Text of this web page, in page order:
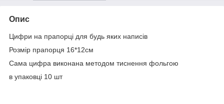
Опис
Цифри на прапорці для будь яких написів
Розмір прапорця 16*12см
Сама цифра виконана методом тиснення фольгою
в упаковці 10 шт